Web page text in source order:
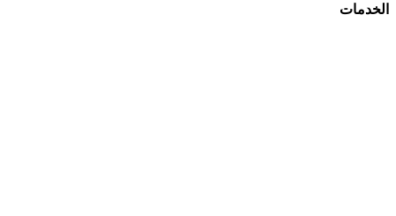
الخدمات